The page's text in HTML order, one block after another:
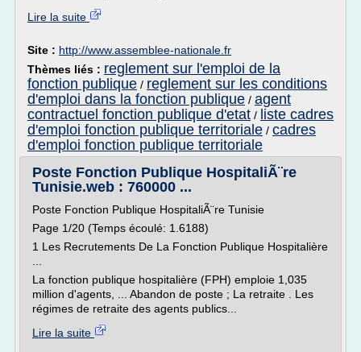
Lire la suite
Site : http://www.assemblee-nationale.fr
Thèmes liés : reglement sur l'emploi de la
fonction publique / reglement sur les conditions
d'emploi dans la fonction publique / agent
contractuel fonction publique d'etat / liste cadres
d'emploi fonction publique territoriale / cadres
d'emploi fonction publique territoriale
Poste Fonction Publique HospitaliÃ¨re
Tunisie.web : 760000 ...
Poste Fonction Publique HospitaliÃ¨re Tunisie
Page 1/20 (Temps écoulé: 1.6188)
1 Les Recrutements De La Fonction Publique Hospitalière
La fonction publique hospitalière (FPH) emploie 1,035
million d'agents, ... Abandon de poste ; La retraite . Les
régimes de retraite des agents publics...
Lire la suite